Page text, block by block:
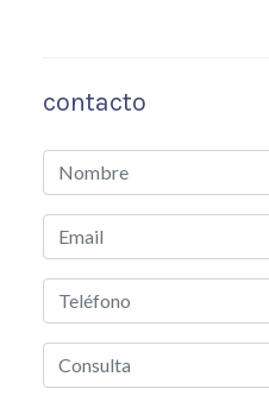
contacto